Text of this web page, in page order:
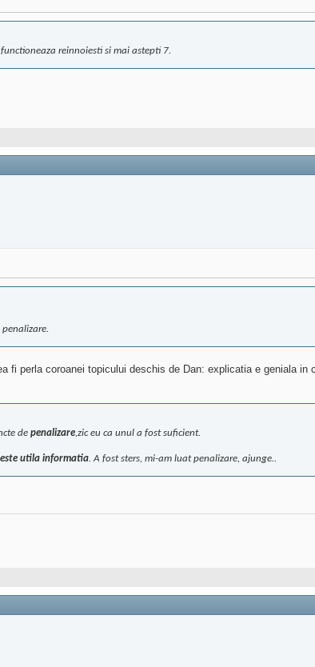
reinnoiesti si mai astepti 7.
fi perla coroanei topicului deschis de Dan: explicatia e geniala in
de penalizare,zic eu ca unul a fost suficient.
este utila informatia. A fost sters, mi-am luat penalizare, ajunge..